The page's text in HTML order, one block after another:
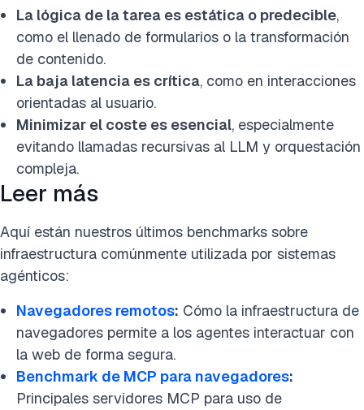
La lógica de la tarea es estática o predecible,
como el llenado de formularios o la transformación
de contenido.
La baja latencia es crítica, como en interacciones
orientadas al usuario.
Minimizar el coste es esencial, especialmente
evitando llamadas recursivas al LLM y orquestación
compleja.
Leer más
Aquí están nuestros últimos benchmarks sobre
infraestructura comúnmente utilizada por sistemas
agénticos:
Navegadores remotos: Cómo la infraestructura de
navegadores permite a los agentes interactuar con
la web de forma segura.
Benchmark de MCP para navegadores:
Principales servidores MCP para uso de